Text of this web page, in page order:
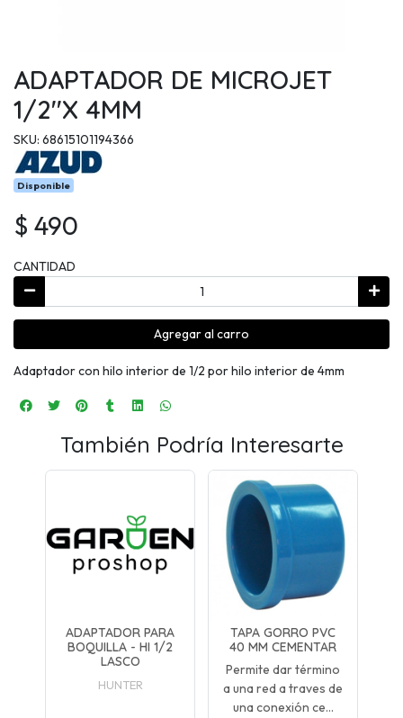
ADAPTADOR DE MICROJET
1/2''X 4MM
SKU: 68615101194366
Disponible
$ 490
CANTIDAD
Agregar al carro
Adaptador con hilo interior de 1/2 por hilo interior de 4mm
También Podría Interesarte
ADAPTADOR PARA
BOQUILLA - HI 1/2
LASCO
HUNTER
TAPA GORRO PVC
40 MM CEMENTAR
Permite dar término
a una red a traves de
una conexión ce...